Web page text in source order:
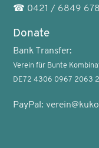
☎ 0421 / 6849
Donate
Bank Transfer:
Verein für Bunte
DE72 4306 0967 2063
PayPal: